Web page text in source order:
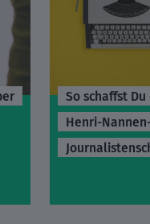
So schaffst
Henri-